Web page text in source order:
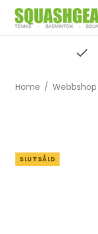
Home / Webbshop
SLUTSÅLD